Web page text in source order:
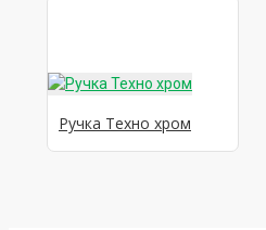
Ручка Техно хром